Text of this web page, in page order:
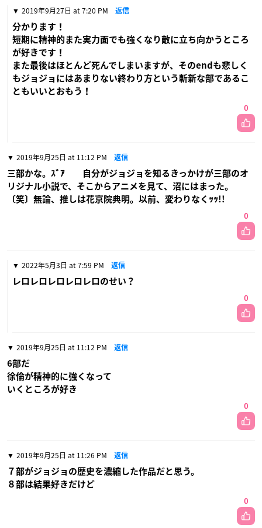
2019年9月27日 at 7:20 PM 返信
分かります！
短期に精神的また実力面でも強くなり敵に立ち向かうところ
が好きです！
また最後はほとんど死んでしまいますが、そのendも悲しく
もジョジョにはあまりない終わり方という斬新な部であるこ
ともいいとおもう！
0
2019年9月25日 at 11:12 PM 返信
三部かな。ｽﾞｱ 自分がジョジョを知るきっかけが三部のオ
リジナル小説で、そこからアニメを見て、沼にはまった。
〔笑〕無論、推しは花京院典明。以前、変わりなくｯｯ!!
0
2022年5月3日 at 7:59 PM 返信
レロレロレロレロレロのせい？
0
2019年9月25日 at 11:12 PM 返信
6部だ
徐倫が精神的に強くなって
いくところが好き
0
2019年9月25日 at 11:26 PM 返信
７部がジョジョの歴史を濃縮した作品だと思う。
８部は結果好きだけど
0